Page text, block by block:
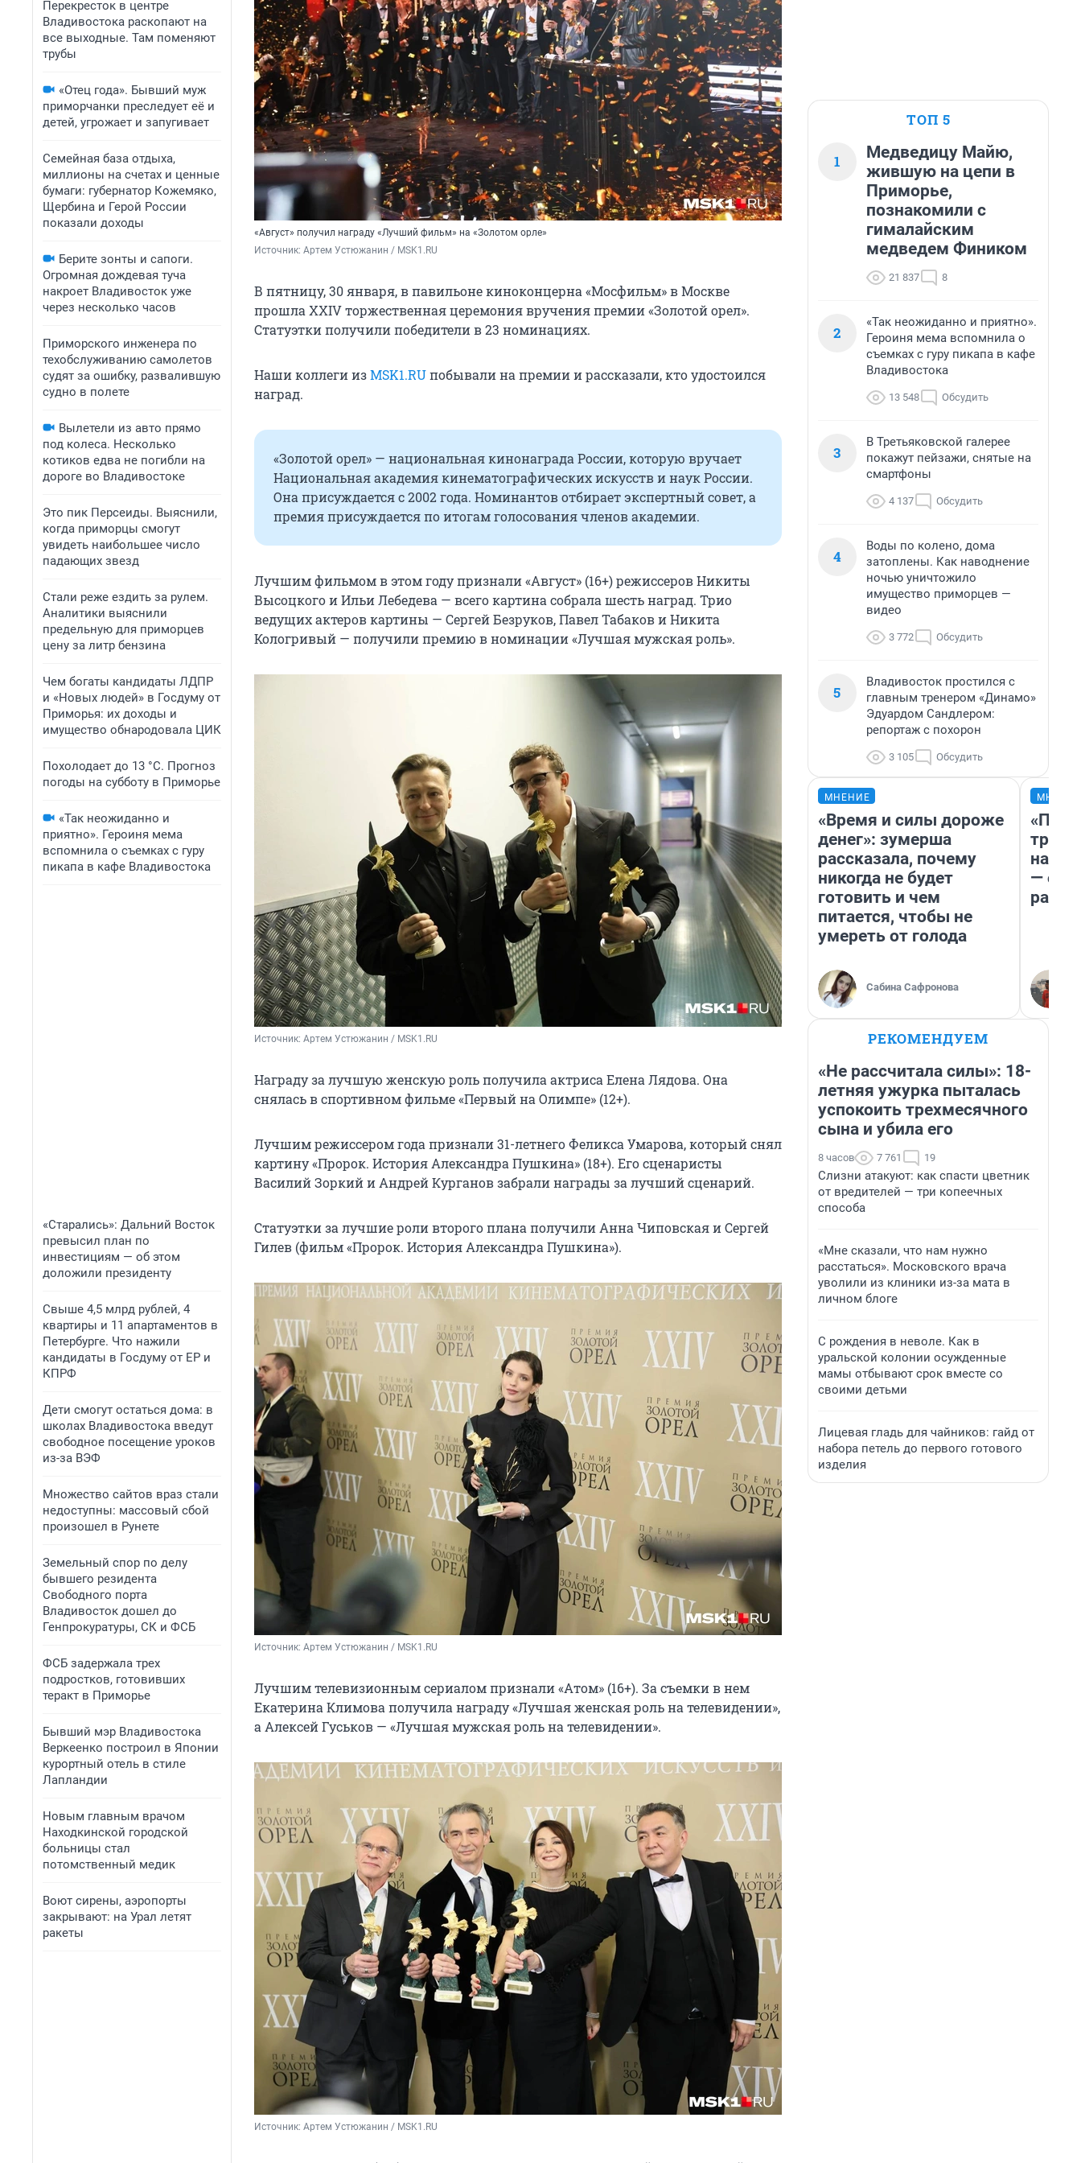
Перекресток в центре
Владивостока раскопают на
все выходные. Там поменяют
трубы
«Отец года». Бывший муж
приморчанки преследует её и
детей, угрожает и запугивает
Семейная база отдыха,
миллионы на счетах и ценные
бумаги: губернатор Кожемяко,
Щербина и Герой России
показали доходы
Берите зонты и сапоги.
Огромная дождевая туча
накроет Владивосток уже
через несколько часов
Приморского инженера по
техобслуживанию самолетов
судят за ошибку, развалившую
судно в полете
Вылетели из авто прямо
под колеса. Несколько
котиков едва не погибли на
дороге во Владивостоке
Это пик Персеиды. Выяснили,
когда приморцы смогут
увидеть наибольшее число
падающих звезд
Стали реже ездить за рулем.
Аналитики выяснили
предельную для приморцев
цену за литр бензина
Чем богаты кандидаты ЛДПР
и «Новых людей» в Госдуму от
Приморья: их доходы и
имущество обнародовала ЦИК
Похолодает до 13 °C. Прогноз
погоды на субботу в Приморье
«Так неожиданно и
приятно». Героиня мема
вспомнила о съемках с гуру
пикапа в кафе Владивостока
«Старались»: Дальний Восток
превысил план по
инвестициям — об этом
доложили президенту
Свыше 4,5 млрд рублей, 4
квартиры и 11 апартаментов в
Петербурге. Что нажили
кандидаты в Госдуму от ЕР и
КПРФ
Дети смогут остаться дома: в
школах Владивостока введут
свободное посещение уроков
из-за ВЭФ
Множество сайтов враз стали
недоступны: массовый сбой
произошел в Рунете
Земельный спор по делу
бывшего резидента
Свободного порта
Владивосток дошел до
Генпрокуратуры, СК и ФСБ
ФСБ задержала трех
подростков, готовивших
теракт в Приморье
Бывший мэр Владивостока
Веркеенко построил в Японии
курортный отель в стиле
Лапландии
Новым главным врачом
Находкинской городской
больницы стал
потомственный медик
Воют сирены, аэропорты
закрывают: на Урал летят
ракеты
«Август» получил награду «Лучший фильм» на «Золотом орле»
Источник: Артем Устюжанин / MSK1.RU
В пятницу, 30 января, в павильоне киноконцерна «Мосфильм» в Москве
прошла XXIV торжественная церемония вручения премии «Золотой орел».
Статуэтки получили победители в 23 номинациях.
Наши коллеги изMSK1.RUпобывали на премии и рассказали, кто удостоился
наград.
«Золотой орел» — национальная кинонаграда России, которую вручает
Национальная академия кинематографических искусств и наук России.
Она присуждается с 2002 года. Номинантов отбирает экспертный совет, а
премия присуждается по итогам голосования членов академии.
Лучшим фильмом в этом году признали «Август» (16+) режиссеров Никиты
Высоцкого и Ильи Лебедева — всего картина собрала шесть наград. Трио
ведущих актеров картины — Сергей Безруков, Павел Табаков и Никита
Кологривый — получили премию в номинации «Лучшая мужская роль».
Источник: Артем Устюжанин / MSK1.RU
Награду за лучшую женскую роль получила актриса Елена Лядова. Она
снялась в спортивном фильме «Первый на Олимпе» (12+).
Лучшим режиссером года признали31-летнегоФеликса Умарова, который снял
картину «Пророк. История Александра Пушкина» (18+). Его сценаристы
Василий Зоркий и Андрей Курганов забрали награды за лучший сценарий.
Статуэтки за лучшие роли второго плана получили Анна Чиповская и Сергей
Гилев (фильм «Пророк. История Александра Пушкина»).
Источник: Артем Устюжанин / MSK1.RU
Лучшим телевизионным сериалом признали «Атом» (16+). За съемки в нем
Екатерина Климова получила награду «Лучшая женская роль на телевидении»,
а Алексей Гуськов — «Лучшая мужская роль на телевидении».
Источник: Артем Устюжанин / MSK1.RU
ТОП 5
1
Медведицу Майю,
жившую на цепи в
Приморье,
познакомили с
гималайским
медведем Фиником
21 837 8
2
«Так неожиданно и приятно».
Героиня мема вспомнила о
съемках с гуру пикапа в кафе
Владивостока
13 548 Обсудить
3
В Третьяковской галерее
покажут пейзажи, снятые на
смартфоны
4 137 Обсудить
4
Воды по колено, дома
затоплены. Как наводнение
ночью уничтожило
имущество приморцев —
видео
3 772 Обсудить
5
Владивосток простился с
главным тренером «Динамо»
Эдуардом Сандлером:
репортаж с похорон
3 105 Обсудить
МНЕНИЕ
«Время и силы дороже
денег»: зумерша
рассказала, почему
никогда не будет
готовить и чем
питается, чтобы не
умереть от голода
Сабина Сафронова
на
— об
РЕКОМЕНДУЕМ
«Не рассчитала силы»: 18-
летняя ужурка пыталась
успокоить трехмесячного
сына и убила его
8 часов 7 761 19
Слизни атакуют: как спасти цветник
от вредителей — три копеечных
способа
«Мне сказали, что нам нужно
расстаться». Московского врача
уволили из клиники из-за мата в
личном блоге
С рождения в неволе. Как в
уральской колонии осужденные
мамы отбывают срок вместе со
своими детьми
Лицевая гладь для чайников: гайд от
набора петель до первого готового
изделия